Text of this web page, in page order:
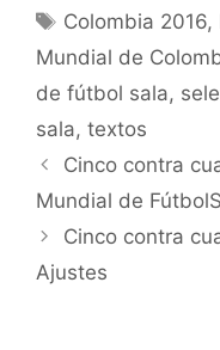
Etiquetas
Colombia 2016,
Mundial de
de fútbol sala,
sala, textos
Navegación
de
Cinco contra
Mundial de
Cinco contra
Ajustes